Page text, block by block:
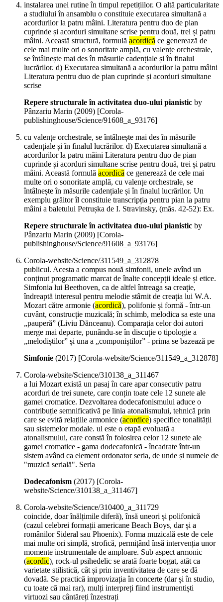
instalarea unei rutine în timpul repetițiilor. O altă particularitate
a studiului în ansamblu o constituie executarea simultană a
acordurilor la patru mâini. Literatura pentru duo de pian
cuprinde și acorduri simultane scrise pentru două, trei și patru
mâini. Această structură, formulă acordică ce generează de
cele mai multe ori o sonoritate amplă, cu valențe orchestrale,
se întâlnește mai des în măsurile cadențiale și în finalul
lucrărilor. d) Executarea simultană a acordurilor la patru mâini
Literatura pentru duo de pian cuprinde și acorduri simultane
scrise
Repere structurale în activitatea duo-ului pianistic by
Pânzariu Marin (2009) [Corola-
publishinghouse/Science/91608_a_93176]
cu valențe orchestrale, se întâlnește mai des în măsurile
cadențiale și în finalul lucrărilor. d) Executarea simultană a
acordurilor la patru mâini Literatura pentru duo de pian
cuprinde și acorduri simultane scrise pentru două, trei și patru
mâini. Această formulă acordică ce generează de cele mai
multe ori o sonoritate amplă, cu valențe orchestrale, se
întâlnește în măsurile cadențiale și în finalul lucrărilor. Un
exemplu grăitor îl constituie transcripția pentru pian la patru
mâini a baletului Petrușka de I. Stravinsky, (măs. 42-52): Ex.
Repere structurale în activitatea duo-ului pianistic by
Pânzariu Marin (2009) [Corola-
publishinghouse/Science/91608_a_93176]
Corola-website/Science/311549_a_312878
publicul. Acesta a compus nouă simfonii, unele avînd un
conținut programatic marcat de înalte concepții ideale și etice.
Simfonia lui Beethoven, ca de altfel întreaga sa creație,
îndreaptă interesul pentru melodie stârnit de creația lui W.A.
Mozart către armonie (acordică), polifonie și formă - într-un
cuvânt, construcție muzicală; în schimb, melodica sa este una
„pauperă” (Liviu Dănceanu). Comparația celor doi autori
merge mai departe, punându-se în discuție o tipologie a
„melodiștilor” și una a „componiștilor” - prima se bazează pe
Simfonie (2017) [Corola-website/Science/311549_a_312878]
Corola-website/Science/310138_a_311467
a lui Mozart există un pasaj în care apar consecutiv patru
acorduri de trei sunete, care conțin toate cele 12 sunete ale
gamei cromatice. Dezvoltarea dodecafonismului aduce o
contribuție semnificativă pe linia atonalismului, tehnică prin
care se evită relațiile armonice (acordice) specifice tonalității
sau sistemelor modale. ul este o etapă evoluată a
atonalismului, care constă în folosirea celor 12 sunete ale
gamei cromatice - gama dodecafonică - încadrate într-un
sistem având ca element ordonator seria, de unde și numele de
"muzică serială". Seria
Dodecafonism (2017) [Corola-
website/Science/310138_a_311467]
Corola-website/Science/310400_a_311729
coincide, doar înălțimile diferă), însă uneori și polifonică
(cazul celebrei formații americane Beach Boys, dar și a
românilor Sideral sau Phoenix). Forma muzicală este de cele
mai multe ori simplă, strofică, permițând însă intervenția unor
momente instrumentale de amploare. Sub aspect armonic
(acordic), rock-ul psihedelic se arată foarte bogat, atât ca
varietate stilistică, cât și prin inventivitatea de care se dă
dovadă. Se practică improvizația în concerte (dar și în studio,
cu toate că mai rar), mulți interpreți fiind instrumentiști
virtuozi sau cântăreți înzestrați